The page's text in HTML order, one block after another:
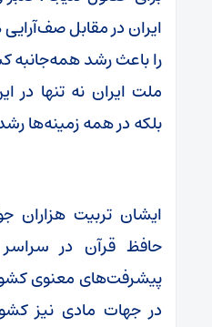
ایران در مقابل
را باعث رشد همه‌جانبه
ملت ایران نه تنها در
بلکه در همه زمینه‌ها
ایشان تربیت هزاران
حافظ قرآن در سراسر
پیشرفت‌های معنوی
در جهات مادی نیز